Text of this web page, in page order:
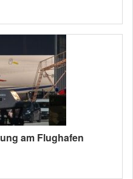
am Flughafen